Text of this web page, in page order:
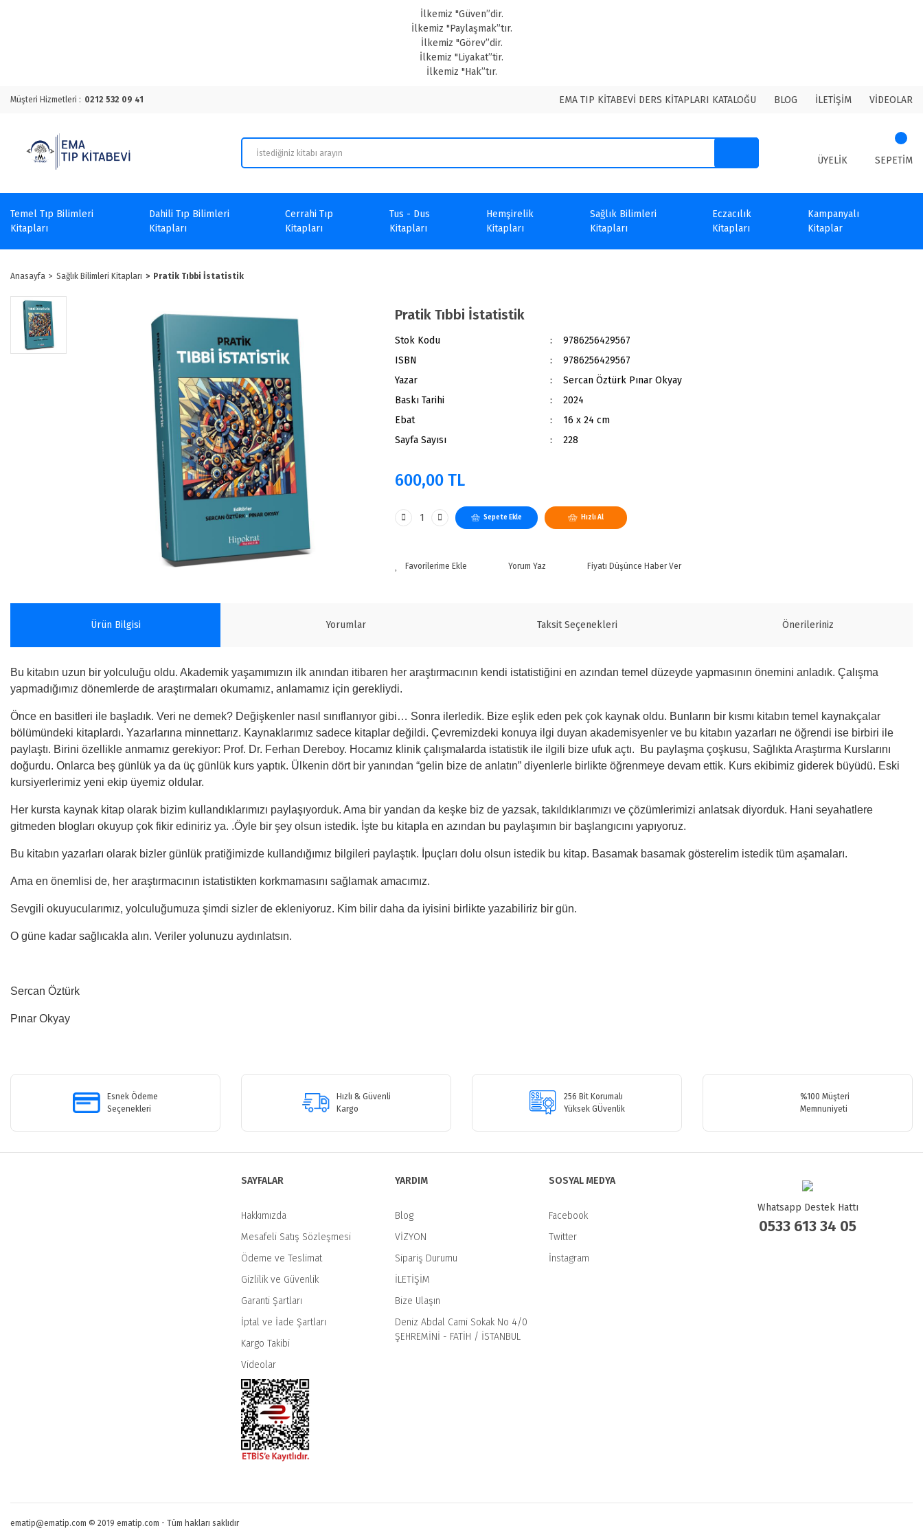
İlkemiz "Güven”dir.
İlkemiz "Paylaşmak”tır.
İlkemiz "Görev”dir.
İlkemiz "Liyakat”tir.
İlkemiz "Hak”tır.
Müşteri Hizmetleri : 0212 532 09 41 EMA TIP KİTABEVİ DERS KİTAPLARI KATALOĞU BLOG İLETİŞİM VİDEOLAR
ÜYELİK SEPETİM
Temel Tıp Bilimleri
Kitapları
Dahili Tıp Bilimleri
Kitapları
Cerrahi Tıp
Kitapları
Tus - Dus
Kitapları
Hemşirelik
Kitapları
Sağlık Bilimleri
Kitapları
Eczacılık
Kitapları
Kampanyalı
Kitaplar
Anasayfa Sağlık Bilimleri Kitapları Pratik Tıbbi İstatistik
Pratik Tıbbi İstatistik
Stok Kodu
9786256429567
ISBN
9786256429567
Yazar
Sercan Öztürk Pınar Okyay
Baskı Tarihi
2024
Ebat
16 x 24 cm
Sayfa Sayısı
228
600,00 TL
Sepete Ekle Hızlı Al
Yorum Yaz Fiyatı Düşünce Haber Ver
Ürün Bilgisi Yorumlar Taksit Seçenekleri Önerileriniz
Bu kitabın uzun bir yolculuğu oldu. Akademik yaşamımızın ilk anından itibaren her araştırmacının kendi istatistiğini en azından temel düzeyde yapmasının önemini anladık. Çalışma
yapmadığımız dönemlerde de araştırmaları okumamız, anlamamız için gerekliydi.
Önce en basitleri ile başladık. Veri ne demek? Değişkenler nasıl sınıflanıyor gibi… Sonra ilerledik. Bize eşlik eden pek çok kaynak oldu. Bunların bir kısmı kitabın temel kaynakçalar
bölümündeki kitaplardı. Yazarlarına minnettarız. Kaynaklarımız sadece kitaplar değildi. Çevremizdeki konuya ilgi duyan akademisyenler ve bu kitabın yazarları ne öğrendi ise birbiri ile
paylaştı. Birini özellikle anmamız gerekiyor: Prof. Dr. Ferhan Dereboy. Hocamız klinik çalışmalarda istatistik ile ilgili bize ufuk açtı. Bu paylaşma çoşkusu, Sağlıkta Araştırma Kurslarını
doğurdu. Onlarca beş günlük ya da üç günlük kurs yaptık. Ülkenin dört bir yanından “gelin bize de anlatın” diyenlerle birlikte öğrenmeye devam ettik. Kurs ekibimiz giderek büyüdü. Eski
kursiyerlerimiz yeni ekip üyemiz oldular.
Her kursta kaynak kitap olarak bizim kullandıklarımızı paylaşıyorduk. Ama bir yandan da keşke biz de yazsak, takıldıklarımızı ve çözümlerimizi anlatsak diyorduk. Hani seyahatlere
gitmeden blogları okuyup çok fikir ediniriz ya. .Öyle bir şey olsun istedik. İşte bu kitapla en azından bu paylaşımın bir başlangıcını yapıyoruz.
Bu kitabın yazarları olarak bizler günlük pratiğimizde kullandığımız bilgileri paylaştık. İpuçları dolu olsun istedik bu kitap. Basamak basamak gösterelim istedik tüm aşamaları.
Ama en önemlisi de, her araştırmacının istatistikten korkmamasını sağlamak amacımız.
Sevgili okuyucularımız, yolculuğumuza şimdi sizler de ekleniyoruz. Kim bilir daha da iyisini birlikte yazabiliriz bir gün.
O güne kadar sağlıcakla alın. Veriler yolunuzu aydınlatsın.
Sercan Öztürk
Pınar Okyay
Bu ürüne ilk yorumu siz yapın!
Ürün resmi kalitesiz, bozuk veya görüntülenemiyor.
Esnek Ödeme
Seçenekleri
Hızlı & Güvenli
Kargo
256 Bit Korumalı
Yüksek GÜvenlik
%100 Müşteri
Memnuniyeti
SAYFALAR
Hakkımızda
Mesafeli Satış Sözleşmesi
Ödeme ve Teslimat
Gizlilik ve Güvenlik
Garanti Şartları
İptal ve İade Şartları
Kargo Takibi
Videolar
YARDIM
Blog
VİZYON
Sipariş Durumu
İLETİŞİM
Bize Ulaşın
Deniz Abdal Cami Sokak No 4/0
ŞEHREMİNİ - FATİH / İSTANBUL
SOSYAL MEDYA
Facebook
Twitter
İnstagram
Whatsapp Destek Hattı
0533 613 34 05
ematip@ematip.com © 2019 ematip.com - Tüm hakları saklıdır